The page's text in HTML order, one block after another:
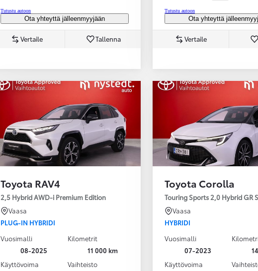
Tutustu autoon
Ota yhteyttä jälleenmyyjään
Vertaile Tallenna
Tutustu autoon
Ota yhteyttä
Vertaile
Toyota RAV4
2,5 Hybrid AWD-i Premium Edition
Vaasa
PLUG-IN HYBRIDI
Vuosimalli
08-2025
Kilometrit
11 000 km
Käyttövoima
Vaihteisto
Toyota Corolla
Touring Sports 2,0 Hybrid GR
Vaasa
HYBRIDI
Vuosimalli
07-2023
Käyttövoima